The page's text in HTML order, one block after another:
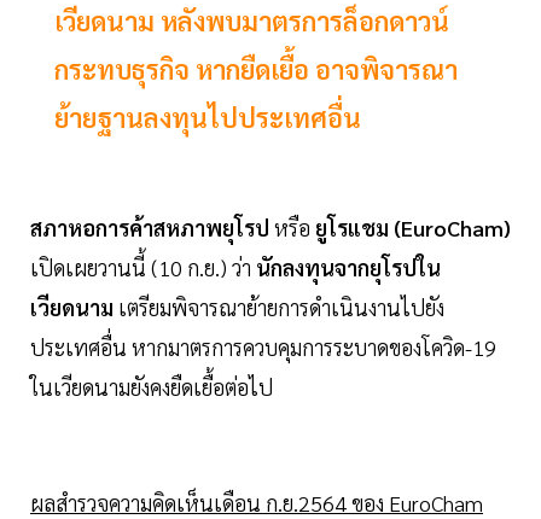
เวียดนาม หลังพบมาตรการล็อกดาวน์
กระทบธุรกิจ หากยืดเยื้อ อาจพิจารณา
ย้ายฐานลงทุนไปประเทศอื่น
สภาหอการค้าสหภาพยุโรป หรือ ยูโรแชม (EuroCham)
เปิดเผยวานนี้ (10 ก.ย.) ว่า นักลงทุนจากยุโรปใน
เวียดนาม เตรียมพิจารณาย้ายการดำเนินงานไปยัง
ประเทศอื่น หากมาตรการควบคุมการระบาดของโควิด-19
ในเวียดนามยังคงยืดเยื้อต่อไป
ผลสำรวจความคิดเห็นเดือน ก.ย.2564 ของ EuroCham